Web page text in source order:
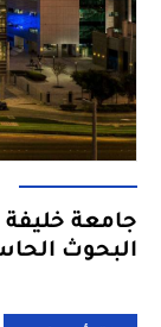
جامعة
البحوث